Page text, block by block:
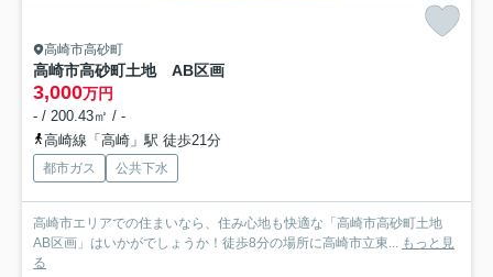
高崎市高砂町
高崎市高砂町土地 AB区画
3,000万円
- / 200.43㎡ / -
高崎線「高崎」駅 徒歩21分
都市ガス 公共下水
高崎市エリアでの住まいなら、住み心地も快適な「高崎市高砂町土地
AB区画」はいかがでしょうか！徒歩8分の場所に高崎市立東... もっと見
る